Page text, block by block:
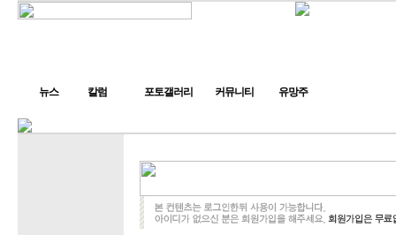
뉴스 칼럼 포토갤러리 커뮤니티 유망주